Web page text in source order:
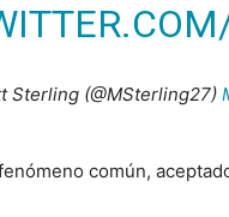
Sterling (@MSterling27)
común,